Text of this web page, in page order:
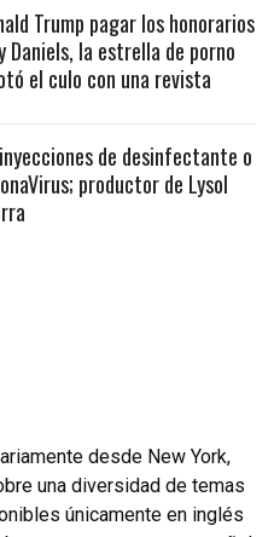
Trump pagar los honorarios
Daniels, la estrella de porno
el culo con una revista
de desinfectante o
productor de Lysol
desde New York,
una diversidad de temas
únicamente en inglés